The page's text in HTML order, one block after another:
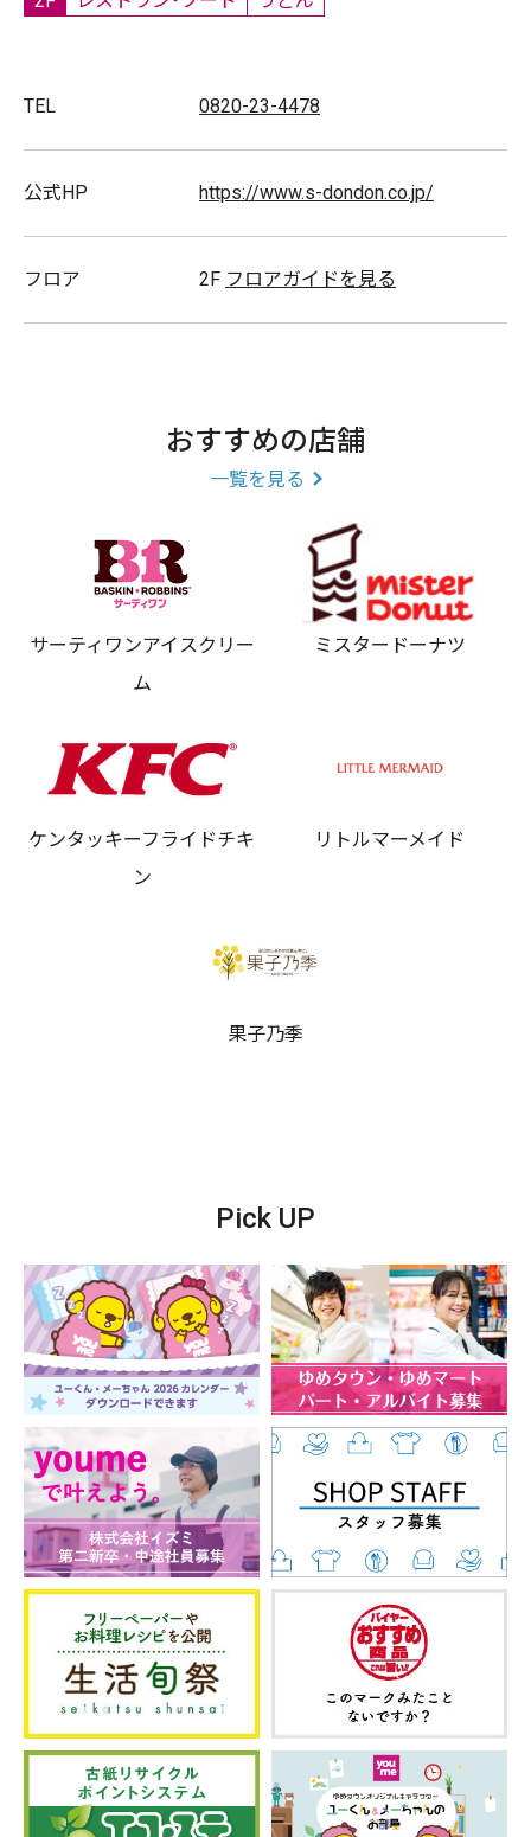
TEL 0820-23-4478
公式HP https://www.s-dondon.co.jp/
フロア 2F フロアガイドを見る
おすすめの店舗
一覧を見る
サーティワンアイスクリー
ム
ミスタードーナツ
ケンタッキーフライドチキ
ン
リトルマーメイド
果子乃季
Pick UP